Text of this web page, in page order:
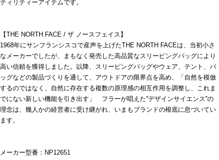
ティリティーアイテムです。
【THE NORTH FACE / ザ ノースフェイス】
1968年にサンフランシスコで産声を上げたTHE NORTH FACEは、当初小さ
なメーカーでしたが、まもなく発売した高品質なスリーピングバッグにより
高い信頼を獲得しました。以降、スリーピングバッグやウェア、テント、バ
ッグなどの製品づくりを通して、アウトドアの限界点を高め、「自然を模倣
するのではなく、自然に存在する複数の原理感の相互作用を調整し、これま
でにない新しい機能を引き出す」 フラーが唱えた''デザインサイエンス''の
理念は、幾人かの経営者に受け継がれ、いまもブランドの根底に息づいてい
ます。
メーカー型番：NP12651